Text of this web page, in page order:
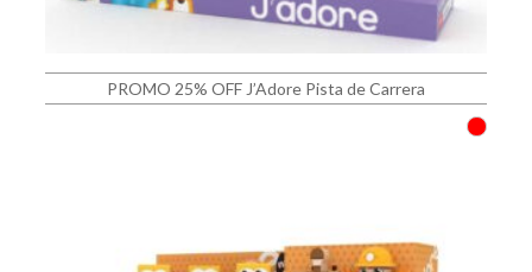
PROMO 25% OFF J’Adore Pista de Carrera